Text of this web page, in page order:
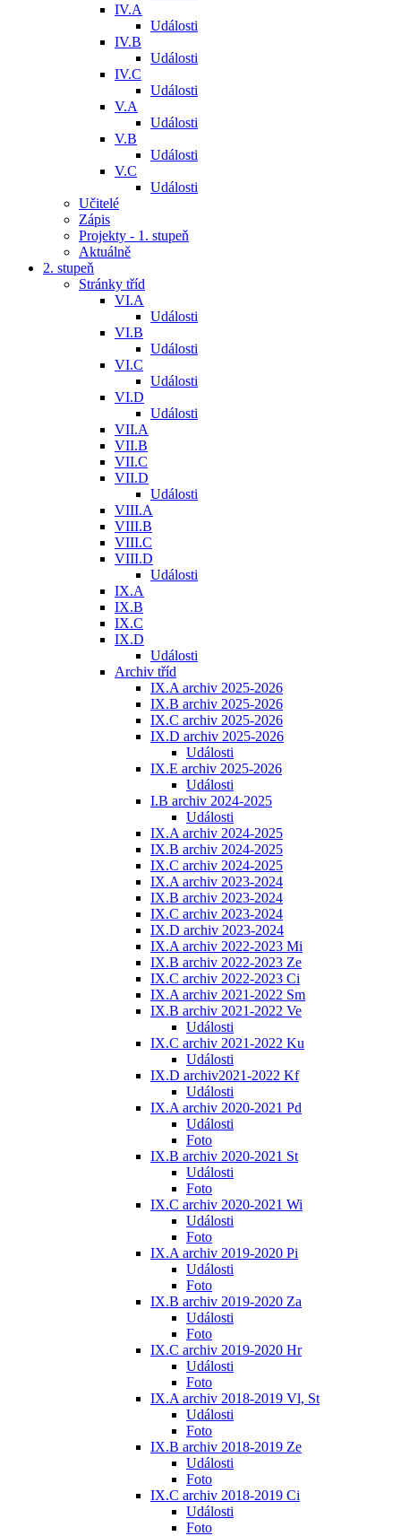
IV.A
Události
IV.B
Události
IV.C
Události
V.A
Události
V.B
Události
V.C
Události
Učitelé
Zápis
Projekty - 1. stupeň
Aktuálně
2. stupeň
Stránky tříd
VI.A
Události
VI.B
Události
VI.C
Události
VI.D
Události
VII.A
VII.B
VII.C
VII.D
Události
VIII.A
VIII.B
VIII.C
VIII.D
Události
IX.A
IX.B
IX.C
IX.D
Události
Archiv tříd
IX.A archiv 2025-2026
IX.B archiv 2025-2026
IX.C archiv 2025-2026
IX.D archiv 2025-2026
Události
IX.E archiv 2025-2026
Události
I.B archiv 2024-2025
Události
IX.A archiv 2024-2025
IX.B archiv 2024-2025
IX.C archiv 2024-2025
IX.A archiv 2023-2024
IX.B archiv 2023-2024
IX.C archiv 2023-2024
IX.D archiv 2023-2024
IX.A archiv 2022-2023 Mi
IX.B archiv 2022-2023 Ze
IX.C archiv 2022-2023 Ci
IX.A archiv 2021-2022 Sm
IX.B archiv 2021-2022 Ve
Události
IX.C archiv 2021-2022 Ku
Události
IX.D archiv2021-2022 Kf
Události
IX.A archiv 2020-2021 Pd
Události
Foto
IX.B archiv 2020-2021 St
Události
Foto
IX.C archiv 2020-2021 Wi
Události
Foto
IX.A archiv 2019-2020 Pi
Události
Foto
IX.B archiv 2019-2020 Za
Události
Foto
IX.C archiv 2019-2020 Hr
Události
Foto
IX.A archiv 2018-2019 Vl, St
Události
Foto
IX.B archiv 2018-2019 Ze
Události
Foto
IX.C archiv 2018-2019 Ci
Události
Foto